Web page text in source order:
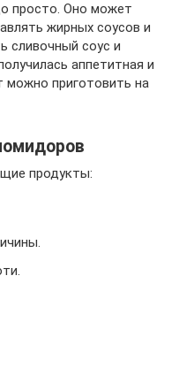
просто. Оно может
жирных соусов и
сливочный соус и
аппетитная и
можно приготовить на
продукты: